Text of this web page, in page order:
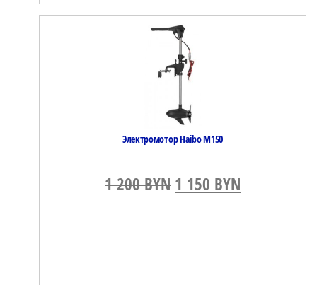
Электромотор Haibo M150
1 200BYN Первоначальная
1 150 BYN